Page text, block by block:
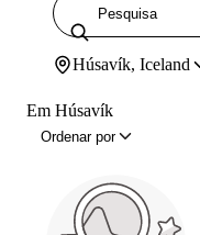
Húsavík, Iceland
Em Húsavík
Ordenar por